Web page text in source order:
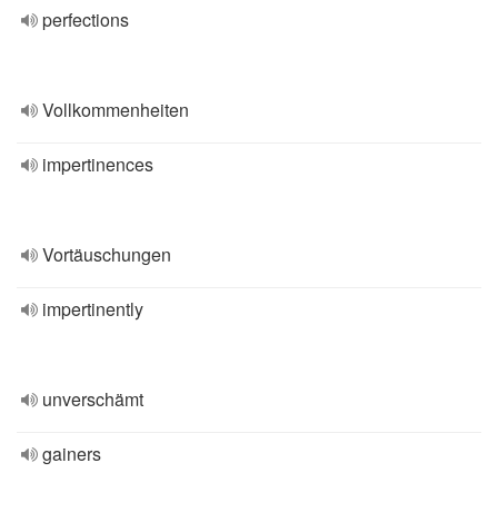
perfections
Vollkommenheiten
impertinences
Vortäuschungen
impertinently
unverschämt
gainers